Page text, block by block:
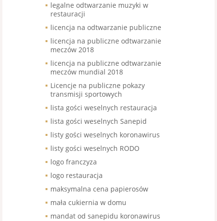
legalne odtwarzanie muzyki w
restauracji
licencja na odtwarzanie publiczne
licencja na publiczne odtwarzanie
meczów 2018
licencja na publiczne odtwarzanie
meczów mundial 2018
Licencje na publiczne pokazy
transmisji sportowych
lista gości weselnych restauracja
lista gości weselnych Sanepid
listy gości weselnych koronawirus
listy gości weselnych RODO
logo franczyza
logo restauracja
maksymalna cena papierosów
mała cukiernia w domu
mandat od sanepidu koronawirus